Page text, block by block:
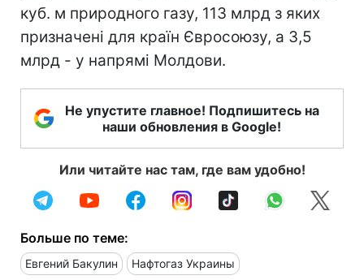
куб. м природного газу, 113 млрд з яких
призначені для країн Євросоюзу, а 3,5
млрд - у напрямі Молдови.
Не упустите главное! Подпишитесь на
наши обновления в Google!
Или читайте нас там, где вам удобно!
Больше по теме:
Евгений Бакулин Нафтогаз Украины